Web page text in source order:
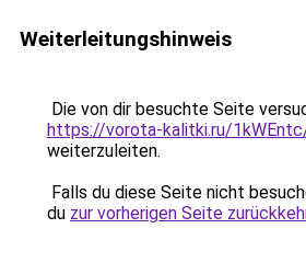
Weiterleitungshinweis
Die von dir besuchte Seite
https://vorota-kalitki.ru/
weiterzuleiten.
Falls du diese Seite nicht
du zur vorherigen Seite